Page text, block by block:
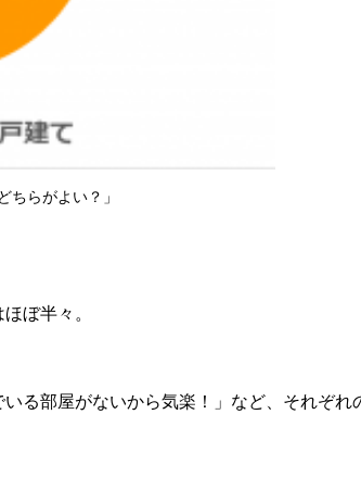
ちらがよい？」
ぼ半々。
る部屋がないから気楽！」など、それぞれ